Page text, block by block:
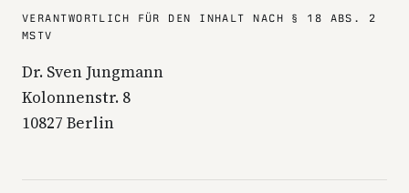
VERANTWORTLICH FÜR DEN INHALT NACH § 18 ABS. 2
MSTV
Dr. Sven Jungmann
Kolonnenstr. 8
10827 Berlin